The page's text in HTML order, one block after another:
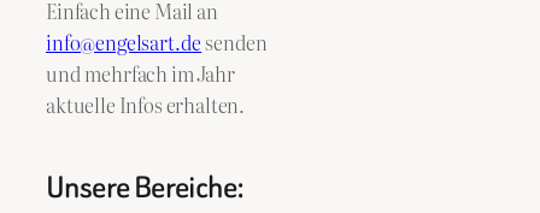
Einfach eine Mail an
info@engelsart.desenden
und mehrfach im Jahr
aktuelle Infos erhalten.
Unsere Bereiche: